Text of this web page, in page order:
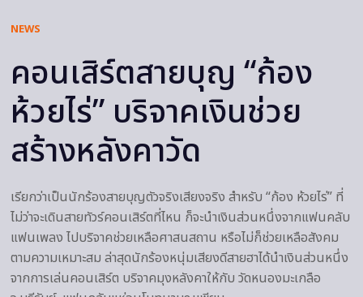
NEWS
คอนเสิร์ตสายบุญ “ก้อง
ห้วยไร่” บริจาคเงินช่วย
สร้างหลังคาวัด
เรียกว่าเป็นนักร้องสายบุญตัวจริงเสียงจริง สำหรับ “ก้อง ห้วยไร่” ที่
ไม่ว่าจะเดินสายทัวร์คอนเสิร์ตที่ไหน ก็จะนำเงินส่วนหนึ่งจากแฟนคลับ
แฟนเพลง ไปบริจาคช่วยเหลือศาสนสถาน หรือไม่ก็ช่วยเหลือสังคม
ตามความเหมาะสม ล่าสุดนักร้องหนุ่มเสียงดีสายฮาได้นำเงินส่วนหนึ่ง
จากการเล่นคอนเสิร์ต บริจาคมุงหลังคาให้กับ วัดหนองมะเกลือ